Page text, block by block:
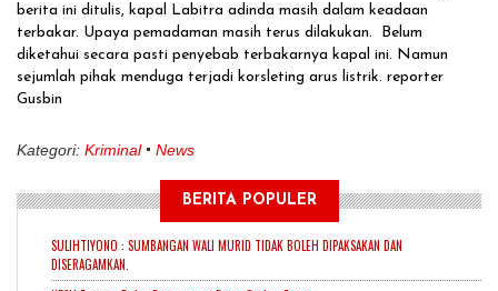
berita ini ditulis, kapal Labitra adinda masih dalam keadaan
terbakar. Upaya pemadaman masih terus dilakukan. Belum
diketahui secara pasti penyebab terbakarnya kapal ini. Namun
sejumlah pihak menduga terjadi korsleting arus listrik. reporter
Gusbin
Kategori: Kriminal News
BERITA POPULER
SULIHTIYONO : SUMBANGAN WALI MURID TIDAK BOLEH DIPAKSAKAN DAN
DISERAGAMKAN.